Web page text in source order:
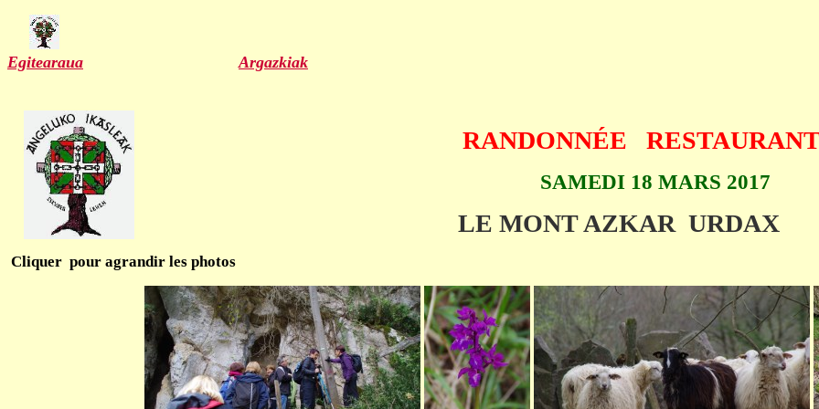
Egitearaua Argazkiak
RANDONNÉE
SAMEDI 18 MARS 2017
LE MONT AZKAR URDAX
Cliquer pour agrandir les photos